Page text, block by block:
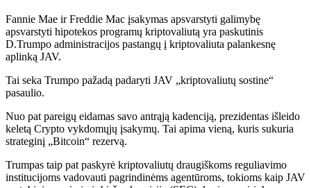
Fannie Mae ir Freddie Mac įsakymas apsvarstyti galimybę
apsvarstyti hipotekos programų kriptovaliutą yra paskutinis
D.Trumpo administracijos pastangų į kriptovaliuta palankesnę
aplinką JAV.
Tai seka Trumpo pažadą padaryti JAV „kriptovaliutų sostine“
pasaulio.
Nuo pat pareigų eidamas savo antrąją kadenciją, prezidentas išleido
keletą Crypto vykdomųjų įsakymų. Tai apima vieną, kuris sukuria
strateginį „Bitcoin“ rezervą.
Trumpas taip pat paskyrė kriptovaliutų draugiškoms reguliavimo
institucijoms vadovauti pagrindinėms agentūroms, tokioms kaip JAV